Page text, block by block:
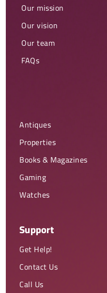
Our mission
Our vision
Our team
FAQs
Antiques
Properties
Books & Magazines
Gaming
Watches
Support
Get Help!
Contact Us
Call Us